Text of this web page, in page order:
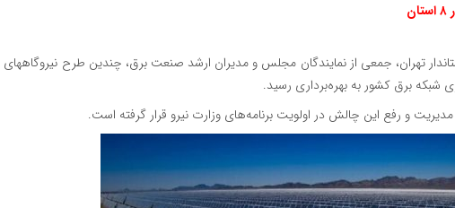
تهران، جمعی از نمایندگان مجلس و مدیران ارشد صنعت برق، چندین طرح نیروگاههای
شبکه برق کشور به بهره‌برداری رسید.
و رفع این چالش در اولویت برنامه‌های وزارت نیرو قرار گرفته است.